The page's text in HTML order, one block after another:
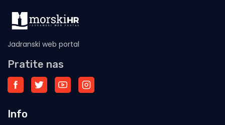
Jadranski web portal
Pratite nas
Info